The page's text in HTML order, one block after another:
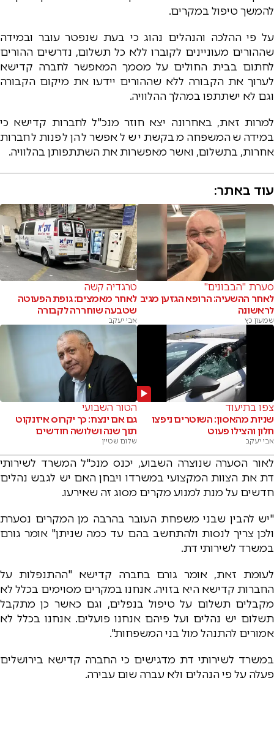
להמשך טיפול במקרים.
על פי ההלכה והנהלים נהוג כי בעת שנפטר עובר ובמידה
שההורים מעוניינים לקוברו ללא כל תשלום, נדרשים ההורים
לחתום בבית החולים על מסמך המאפשר לחברה קדישא
לערוך את הקבורה ללא שההורים יידעו את מיקום הקבורה
וגם לא ישתתפו במהלך ההלוויה.
למרות זאת, באחרונה יצא חוזר מנכ"ל לחברות קדישא כי
במידה שהמשפחה מבקשת יש לאפשר להן לפנות לחברות
אחרות, בתשלום, ואשר מאפשרות את השתתפותן בהלוויה.
עוד באתר:
סערת "הבבונים"
לאחר ההשעיה: הרופא הגזען מגיב
לראשונה
שמעון כץ
טרגדיה קשה
לאחר מאמצים: גופת הפעוטה
שטבעה שוחררה לקבורה
אבי יעקב
צפו בתיעוד
שניות מהאסון: השוטרים ניפצו
חלון והצילו פעוט
אבי יעקב
הטור השבועי
גם אם ינצח: כך יקרוס איזנקוט
תוך שנה ושלושה חודשים
שלום שטיין
לאור הסערה שנוצרה השבוע, יכנס מנכ"ל המשרד לשירותי
דת את הצוות המקצועי במשרדו ויבחן האם יש לגבש נהלים
חדשים על מנת למנוע מקרים מסוג זה שאירעו.
"יש להבין שבני משפחת העובר בהרבה מן המקרים נסערת
ולכן צריך לנסות ולהתחשב בהם עד כמה שניתן" אומר גורם
במשרד לשירותי דת.
לעומת זאת, אומר גורם בחברה קדישא "ההתנפלות על
החברות קדישא היא בזויה. אנחנו במקרים מסוימים בכלל לא
מקבלים תשלום על טיפול בנפלים, וגם כאשר כן מתקבל
תשלום יש נהלים ועל פיהם אנחנו פועלים. אנחנו בכלל לא
אמורים להתנהל מול בני המשפחות".
במשרד לשירותי דת מדגישים כי החברה קדישא בירושלים
פעלה על פי הנהלים ולא עברה שום עבירה.